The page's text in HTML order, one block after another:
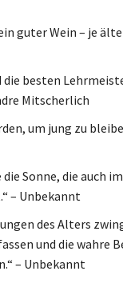
guter Wein – je
die besten
Mitscherlich
um jung zu
die Sonne, die auch
– Unbekannt
des Alters
und die wahre
– Unbekannt